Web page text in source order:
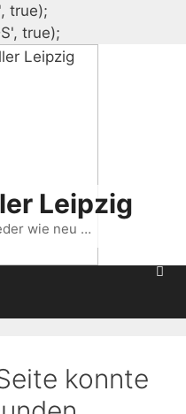
true);
true);
Inhalt
Leipzig
wie neu …
konnte